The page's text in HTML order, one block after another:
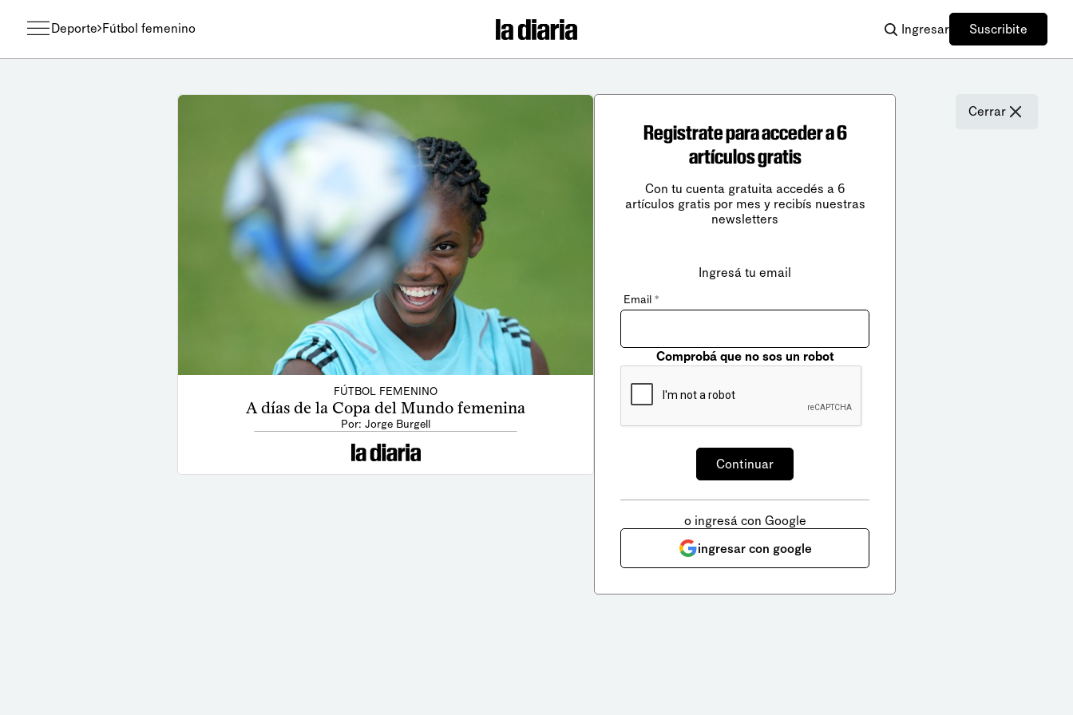
Deporte Fútbol femenino Ingresar Suscribite
FÚTBOL FEMENINO
A días de la Copa del Mundo femenina
Por: Jorge Burgell
Cerrar
Registrate para acceder a 6
artículos gratis
Con tu cuenta gratuita accedés a 6
artículos gratis por mes y recibís nuestras
newsletters
Ingresá tu email
Email *
Comprobá que no sos un robot
o ingresá con Google
ingresar con google